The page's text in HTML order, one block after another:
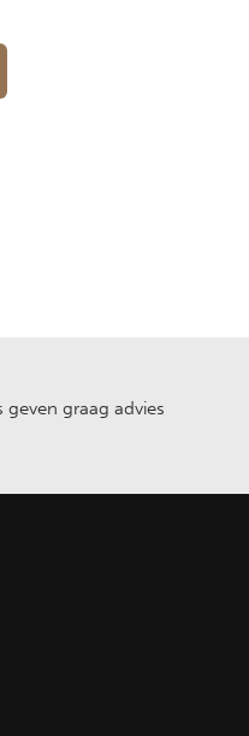
graag advies